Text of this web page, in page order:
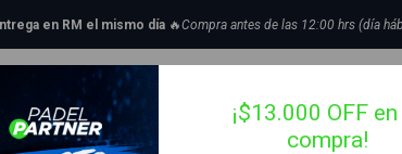
¡$13.000 OFF
compra!
Bolsos Complementos
en RM el mismo día 🔥Compra antes de las 12:00 hrs (día
Polerón o cortavientos Winton Black Warming Jersey
Winton